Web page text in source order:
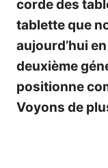
corde des
tablette que
aujourd’hui
deuxième
positionne
Voyons de